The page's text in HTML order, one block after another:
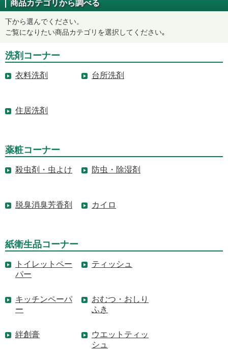
商品カテゴリから調べる
下から選んでください。
ご覧になりたい商品カテゴリを選択してください｡
洗剤コーナー
衣料洗剤 台所洗剤
住居洗剤
薬粧コーナー
殺虫剤・虫よけ 防虫・除湿剤
脱臭消臭芳香剤 カイロ
紙衛生品コーナー
トイレットペー
パー
ティッシュ
キッチンペーパ
ー
おむつ・おしり
ふき
絆創膏
ウエットティッ
シュ